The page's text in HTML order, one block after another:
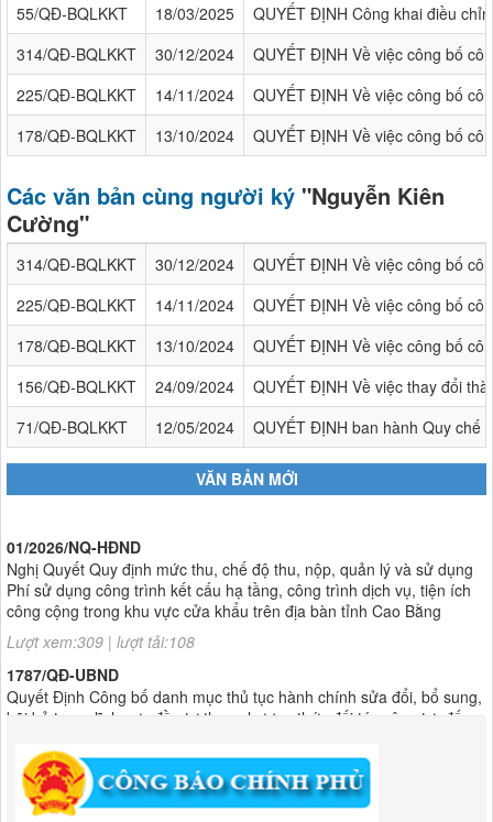
55/QĐ-BQLKKT
18/03/2025
QUYẾT ĐỊNH Công khai điều
314/QĐ-BQLKKT
30/12/2024
QUYẾT ĐỊNH Về việc công bố
225/QĐ-BQLKKT
14/11/2024
QUYẾT ĐỊNH Về việc công bố
178/QĐ-BQLKKT
13/10/2024 QUYẾT ĐỊNH Về việc công bố
Các văn bản cùng người ký "Nguyễn Kiên
Cường"
314/QĐ-BQLKKT 30/12/2024
QUYẾT ĐỊNH Về việc công bố
225/QĐ-BQLKKT
14/11/2024
QUYẾT ĐỊNH Về việc công bố
178/QĐ-BQLKKT
13/10/2024
QUYẾT ĐỊNH Về việc công bố
156/QĐ-BQLKKT
24/09/2024
QUYẾT ĐỊNH Về việc thay đổi
71/QĐ-BQLKKT
12/05/2024 QUYẾT ĐỊNH ban hành Quy chế
VĂN BẢN MỚI
Nghị Quyết Quy định mức thu, chế độ thu, nộp, quản lý và sử dụng
Phí sử dụng công trình kết cấu hạ tầng, công trình dịch vụ, tiện ích
công cộng trong khu vực cửa khẩu trên địa bàn tỉnh Cao Bằng
Lượt xem:309 | lượt tải:108
1787/QĐ-UBND
Quyết Định Công bố danh mục thủ tục hành chính sửa đổi, bổ sung,
bãi bỏ trong lĩnh vực đầu tư theo phương thức đối tác công tư; đấu
thầu lựa chọn nhà đầu tư thuộc thẩm quyền giải quyết của Sở Tài
Lượt xem:301 | lượt tải:303
182/QĐ-BQLKKT